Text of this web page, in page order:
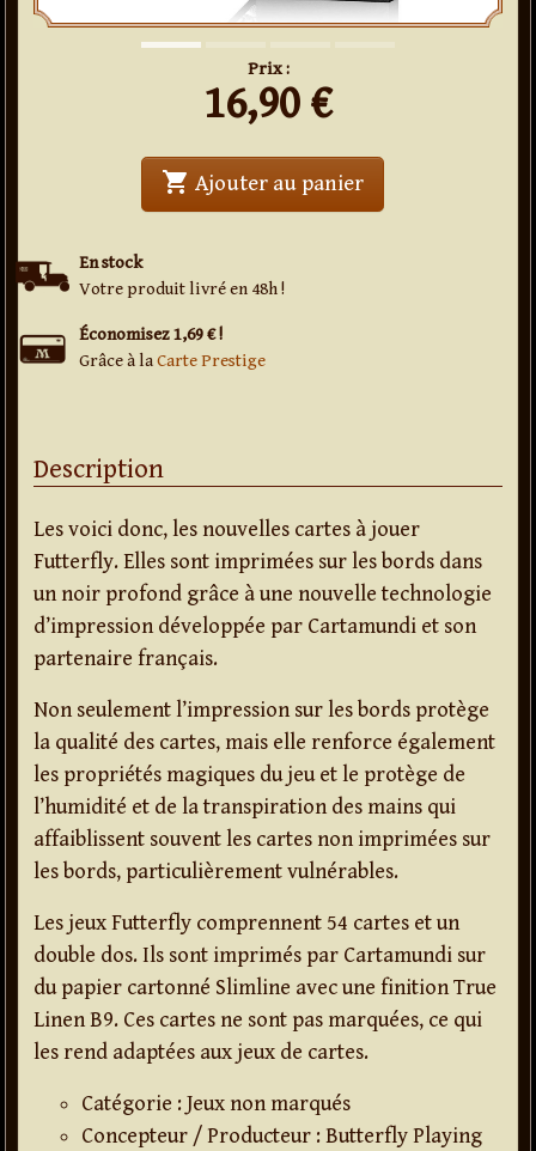
Prix :
16,90 €
En stock
Votre produit livré en 48h !
Économisez 1,69 € !
Grâce à laCarte Prestige
shopping_cart Ajouter au panier' . Jeu de cartes
Description
Les voici donc, les nouvelles cartes à jouer
Futterfly. Elles sont imprimées sur les bords dans
un noir profond grâce à une nouvelle technologie
d’impression développée par Cartamundi et son
partenaire français.
Non seulement l’impression sur les bords protège
la qualité des cartes, mais elle renforce également
les propriétés magiques du jeu et le protège de
l’humidité et de la transpiration des mains qui
affaiblissent souvent les cartes non imprimées sur
les bords, particulièrement vulnérables.
Les jeux Futterfly comprennent 54 cartes et un
double dos. Ils sont imprimés par Cartamundi sur
du papier cartonné Slimline avec une finition True
Linen B9. Ces cartes ne sont pas marquées, ce qui
les rend adaptées aux jeux de cartes.
Catégorie : Jeux non marqués
Concepteur / Producteur : Butterfly Playing